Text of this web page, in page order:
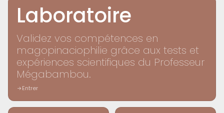
Laboratoire
Validez vos compétences en
magopinaciophilie grâce aux tests et
expériences scientifiques du Professeur
Mégabambou.
Entrer